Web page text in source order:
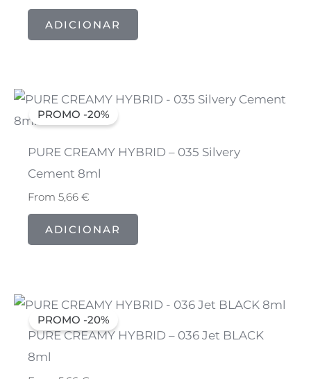
ADICIONAR
PROMO -20%
PURE CREAMY HYBRID – 035 Silvery
Cement 8ml
From5,66€
ADICIONAR
PROMO -20%
PURE CREAMY HYBRID – 036 Jet BLACK
8ml